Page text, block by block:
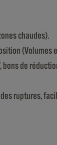
chaudes).
(Volumes
de
ruptures,